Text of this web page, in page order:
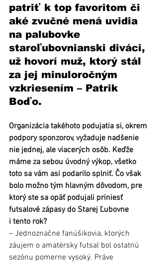
patriť k top favoritom či
aké zvučné mená uvidia
na palubovke
staroľubovnianski diváci,
už hovorí muž, ktorý stál
za jej minuloročným
vzkriesením – Patrik
Boďo.
Organizácia takéhoto podujatia si, okrem
podpory sponzorov, vyžaduje nadšenie
nie jednej, ale viacerých osôb. Keďže
máme za sebou úvodný výkop, všetko
toto sa vám asi podarilo splniť. Čo však
bolo možno tým hlavným dôvodom, pre
ktorý ste sa opäť podujali priniesť
futsalové zápasy do Starej Ľubovne
i tento rok?
– Jednoznačne fanúšikovia, ktorých
záujem o amatérsky futsal bol ostatnú
sezónu pomerne vysoký. Práve